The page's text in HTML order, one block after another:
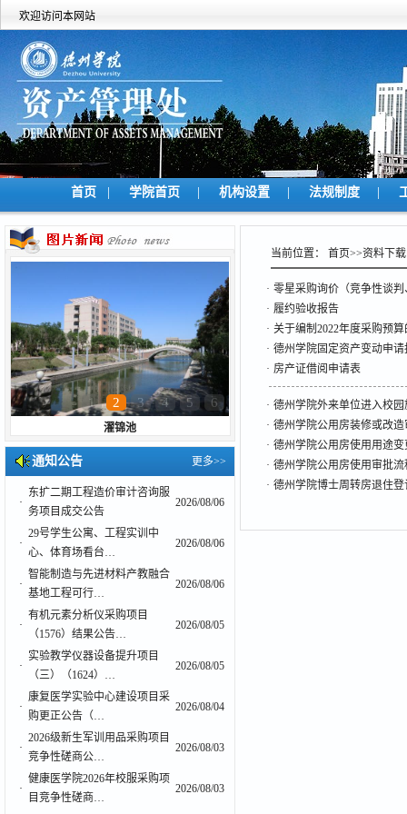
欢迎访问本网站
首页 | 学院首页 | 机构设置 | 法规制度 |
1 2 3 4 5 6
濯锦池
通知公告 更多>>
·
东扩二期工程造价审计咨询服
务项目成交公告
2026/08/06
·
29号学生公寓、工程实训中
心、体育场看台…
2026/08/06
·
智能制造与先进材料产教融合
基地工程可行…
2026/08/06
·
有机元素分析仪采购项目
（1576）结果公告…
2026/08/05
·
实验教学仪器设备提升项目
（三）（1624）…
2026/08/05
·
康复医学实验中心建设项目采
购更正公告（…
2026/08/04
·
2026级新生军训用品采购项目
竞争性磋商公…
2026/08/03
·
健康医学院2026年校服采购项
目竞争性磋商…
2026/08/03
当前位置： 首页>>资料下载
· 零星采购询价（竞争性谈
· 履约验收报告
· 关于编制2022年度采购预
· 德州学院固定资产变动申请
· 房产证借阅申请表
· 德州学院外来单位进入校
· 德州学院公用房装修或改造
· 德州学院公用房使用用途变
· 德州学院公用房使用审批流
· 德州学院博士周转房退住登